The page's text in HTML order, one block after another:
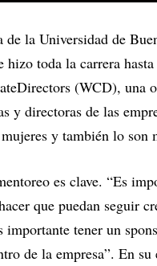
de la Universidad de
hizo toda la carrera
(WCD), una
y directoras de las
y también lo son
es clave. “Es
que puedan seguir
importante tener un
de la empresa”. En